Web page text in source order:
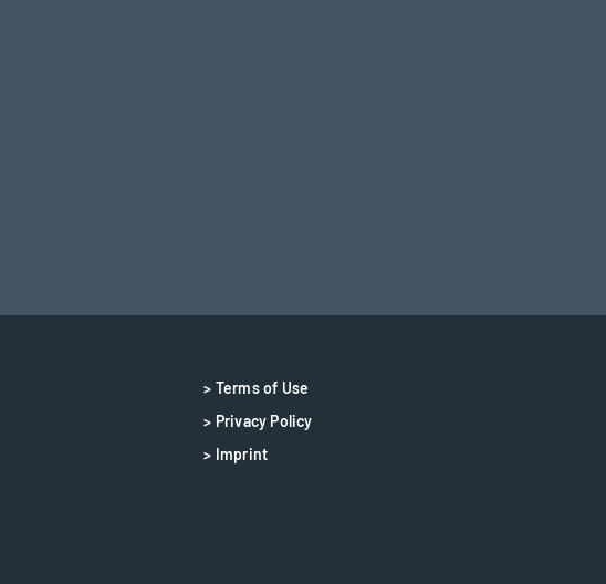
> Terms of Use
> Privacy Policy
> Imprint